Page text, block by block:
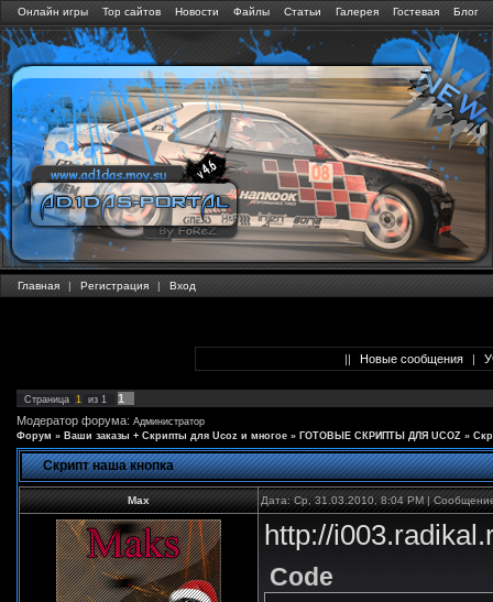
Онлайн игры Тор сайтов Новости Файлы Статьи Галерея Гостевая Блог
Главная | Регистрация | Вход
|| Новые сообщения |
Страница 1 из 1
1
Модератор форума: Администратор
Форум » Ваши заказы + Скрипты для Ucoz и многое » ГОТОВЫЕ СКРИПТЫ ДЛЯ UCOZ »
Скрипт наша кнопка
Max Дата: Ср, 31.03.2010, 8:04 PM |
http://
Code